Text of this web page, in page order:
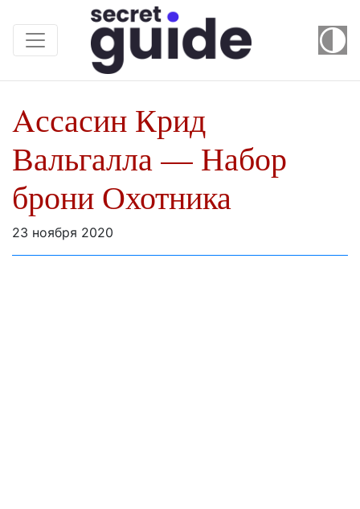
Aссасин Крид
Вальгалла — Набор
брони Охотника
23 ноября 2020